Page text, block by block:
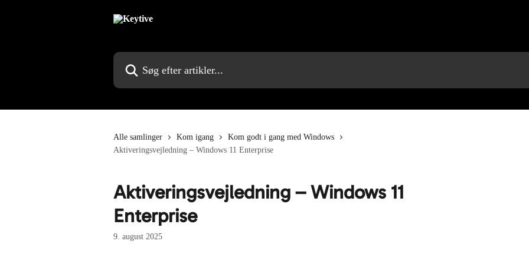
Søg efter artikler...
Alle samlinger Kom igang
Kom godt i gang med Windows
Aktiveringsvejledning – Windows 11 Enterprise
Aktiveringsvejledning – Windows 11
Enterprise
9. august 2025